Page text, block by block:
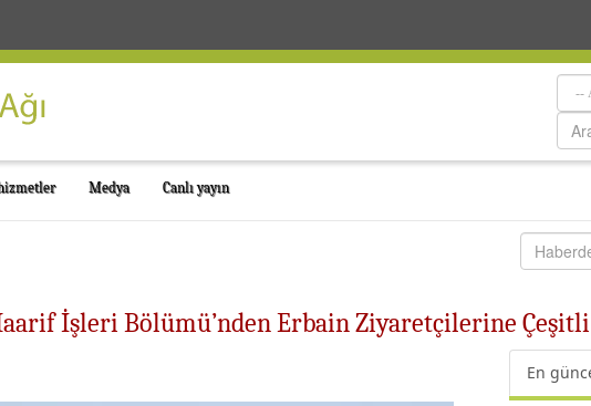
Medya Canlı yayın
İşleri Bölümü’nden Erbain Ziyaretçilerine
En